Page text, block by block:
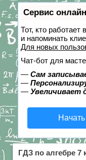
Сервис
Тот, кто
и напоминать
Для новых
Чат-бот для
— Сам
—
— Увеличивает
ГДЗ по алгебре 7